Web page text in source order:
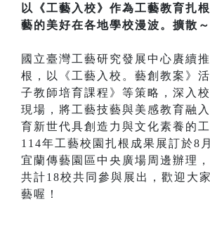
以《工藝入校》作為工藝教育扎
藝的美好在各地學校漫波。擴散～
國立臺灣工藝研究發展中心賡續
根，以《工藝入校。藝創教案》
子教師培育課程》等策略，深入
現場，將工藝技藝與美感教育融
育新世代具創造力與文化素養的工
114年工藝校園扎根成果展訂於8
宜蘭傳藝園區中央廣場周邊辦理
共計18校共同參與展出，歡迎大
藝喔！